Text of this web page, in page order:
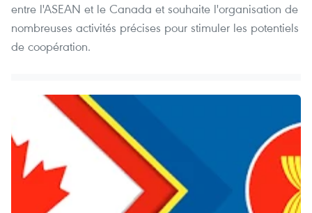
entre l'ASEAN et le Canada et souhaite l'organisation de
nombreuses activités précises pour stimuler les potentiels
de coopération.